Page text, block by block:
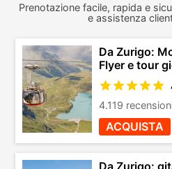
Prenotazione facile, rapida e
e assistenza
Da Zurigo:
Flyer e tour
4.119
ACQUISTA
Da Zurigo: